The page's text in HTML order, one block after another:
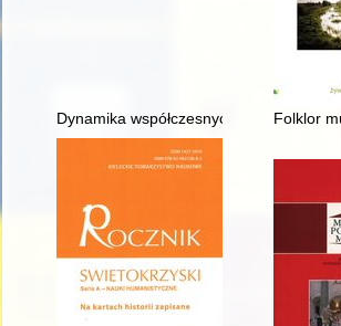
Dynamika współczesnych przemian
Folklor